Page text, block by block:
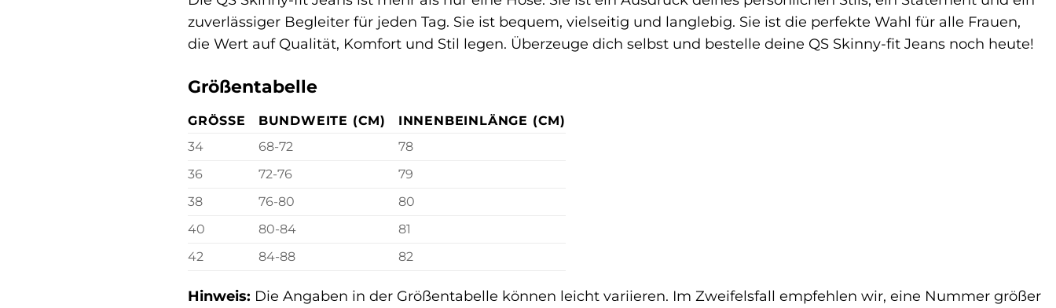
zuverlässiger Begleiter für jeden Tag. Sie ist bequem, vielseitig und langlebig. Sie ist die perfekte Wahl für alle Frauen,
die Wert auf Qualität, Komfort und Stil legen. Überzeuge dich selbst und bestelle deine QS Skinny-fit Jeans noch heute!
Größentabelle
GRÖSSE BUNDWEITE (CM)
INNENBEINLÄNGE (CM)
34
68-72
78
36
72-76
79
38
76-80
80
40
80-84
81
42
84-88 82
Hinweis: Die Angaben in der Größentabelle können leicht variieren. Im Zweifelsfall empfehlen wir, eine Nummer größer